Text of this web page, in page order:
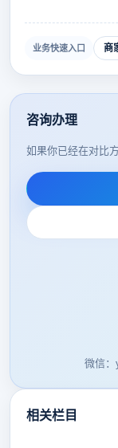
业务快速入口 商
咨询办理
如果你已经在对比
微信：
相关栏目